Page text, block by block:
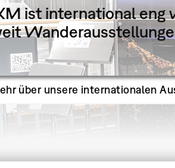
ist international
über unsere internationalen